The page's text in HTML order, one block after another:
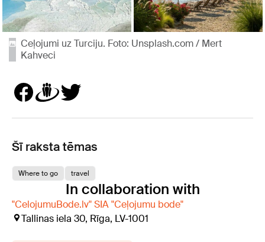
Ceļojumi uz Turciju. Foto: Unsplash.com / Mert
Kahveci
Šī raksta tēmas
Where to go travel
In collaboration with
"CelojumuBode.lv" SIA "Ceļojumu bode"
Tallinas iela 30, Rīga, LV-1001